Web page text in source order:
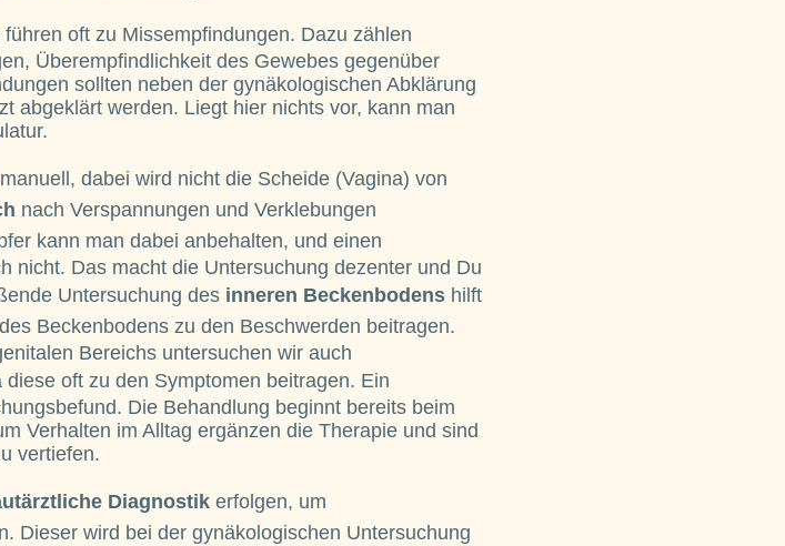
führen oft zu Missempfindungen. Dazu zählen
Überempfindlichkeit des Gewebes gegenüber
sollten neben der gynäkologischen Abklärung
abgeklärt werden. Liegt hier nichts vor, kann man
manuell, dabei wird nicht die Scheide (Vagina) von
nach Verspannungen und Verklebungen
kann man dabei anbehalten, und einen
nicht. Das macht die Untersuchung dezenter und Du
Untersuchung des inneren Beckenbodens hilft
Beckenbodens zu den Beschwerden beitragen.
Bereichs untersuchen wir auch
diese oft zu den Symptomen beitragen. Ein
Die Behandlung beginnt bereits beim
Verhalten im Alltag ergänzen die Therapie und sind
vertiefen.
Diagnostik erfolgen, um
Dieser wird bei der gynäkologischen Untersuchung